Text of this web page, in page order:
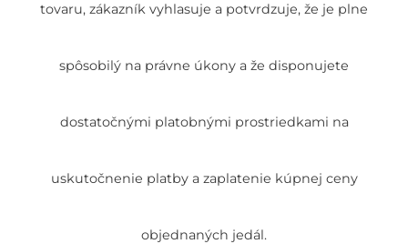
tovaru, zákazník vyhlasuje a potvrdzuje, že je plne
spôsobilý na právne úkony a že disponujete
dostatočnými platobnými prostriedkami na
uskutočnenie platby a zaplatenie kúpnej ceny
objednaných jedál.